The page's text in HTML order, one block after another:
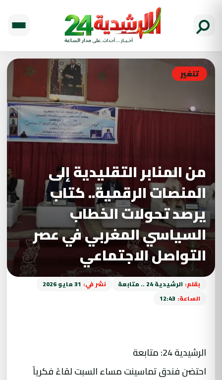
تنغير
من المنابر التقليدية إلى
المنصات الرقمية.. كتاب
يرصد تحولات الخطاب
السياسي المغربي في عصر
التواصل الاجتماعي
بقلم: الرشيدية 24 .. متابعة نشر في: 31 مايو 2026
الساعة: 12:43
الرشيدية 24: متابعة
احتضن فندق تماسينت مساء السبت لقاءً فكرياً